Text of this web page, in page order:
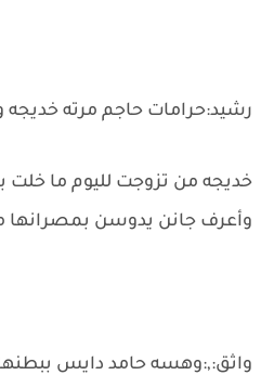
رشيد:حرامات حاجم مرته
خديجه من تزوجت لليوم ما خلت
وأعرف جانن يدوسن بمصرانها
واثق:,:وهسه حامد دايس